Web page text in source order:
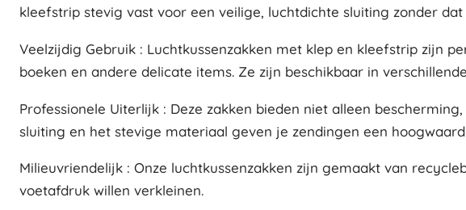
kleefstrip stevig vast voor een veilige, luchtdichte sluiting zonder
Veelzijdig Gebruik : Luchtkussenzakken met klep en kleefstrip zijn
boeken en andere delicate items. Ze zijn beschikbaar in
Professionele Uiterlijk : Deze zakken bieden niet alleen
sluiting en het stevige materiaal geven je zendingen een
Milieuvriendelijk : Onze luchtkussenzakken zijn gemaakt van
voetafdruk willen verkleinen.